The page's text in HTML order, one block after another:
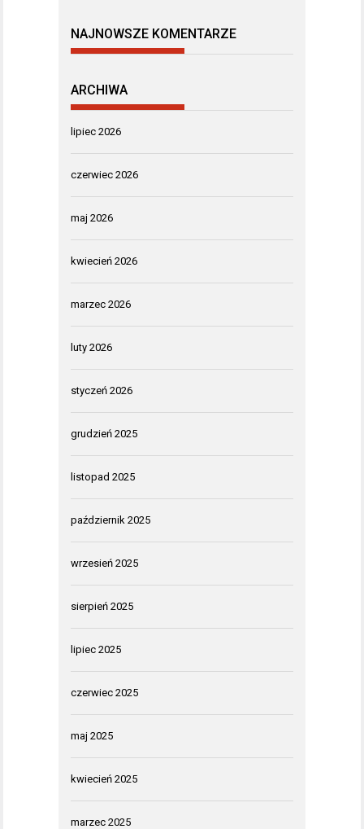
NAJNOWSZE KOMENTARZE
ARCHIWA
lipiec 2026
czerwiec 2026
maj 2026
kwiecień 2026
marzec 2026
luty 2026
styczeń 2026
grudzień 2025
listopad 2025
październik 2025
wrzesień 2025
sierpień 2025
lipiec 2025
czerwiec 2025
maj 2025
kwiecień 2025
marzec 2025